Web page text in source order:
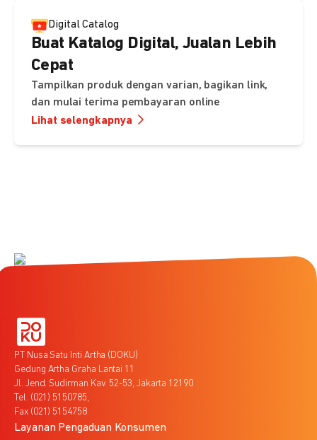
Digital Catalog
Buat Katalog Digital, Jualan Lebih
Cepat
Tampilkan produk dengan varian, bagikan link,
dan mulai terima pembayaran online
Lihat selengkapnya
PT Nusa Satu Inti Artha (DOKU)
Gedung Artha Graha Lantai 11
Jl. Jend. Sudirman Kav. 52-53, Jakarta 12190
Tel. (021) 5150785,
Fax (021) 5154758
Layanan Pengaduan Konsumen